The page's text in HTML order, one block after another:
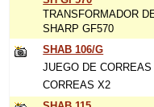
TRANSFORMADOR
SHARP GF570
SHAB 106/G
JUEGO DE
CORREAS X2